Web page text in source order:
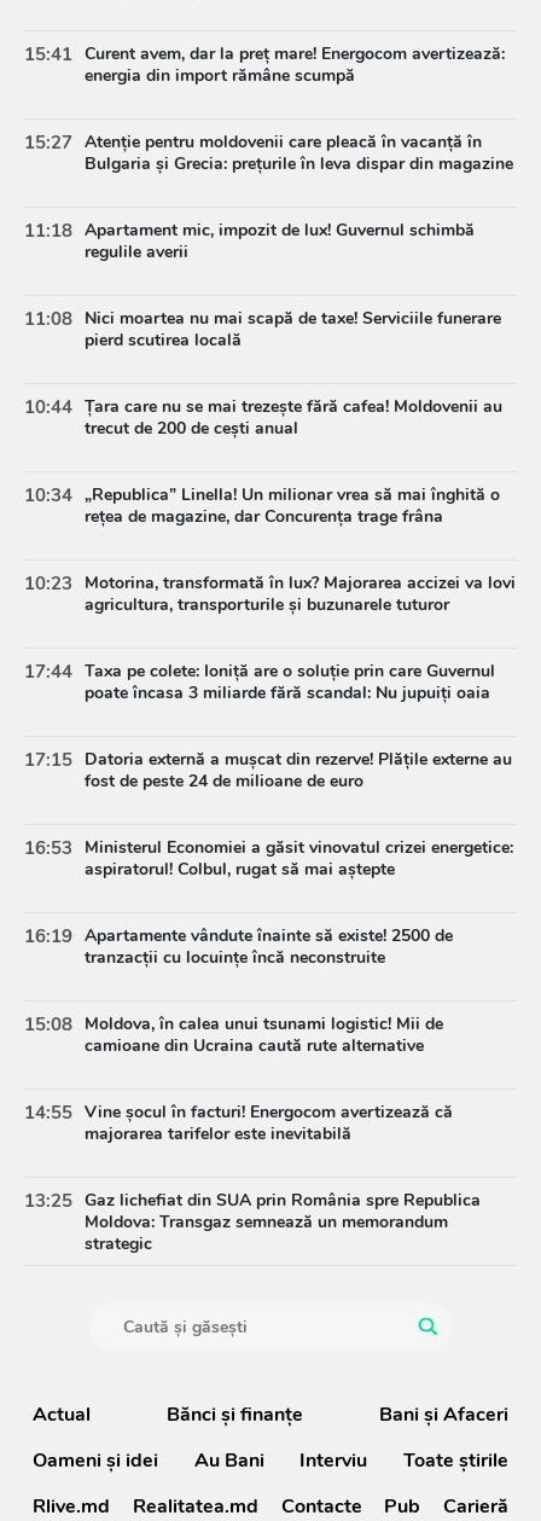
15:41 Curent avem, dar la preț mare! Energocom avertizează:
energia din import rămâne scumpă
15:27 Atenție pentru moldovenii care pleacă în vacanță în
Bulgaria și Grecia: prețurile în leva dispar din magazine
11:18 Apartament mic, impozit de lux! Guvernul schimbă
regulile averii
11:08 Nici moartea nu mai scapă de taxe! Serviciile funerare
pierd scutirea locală
10:44 Țara care nu se mai trezește fără cafea! Moldovenii au
trecut de 200 de cești anual
10:34 „Republica” Linella! Un milionar vrea să mai înghită o
rețea de magazine, dar Concurența trage frâna
10:23
Motorina, transformată în lux? Majorarea accizei va lovi
agricultura, transporturile și buzunarele tuturor
17:44 Taxa pe colete: Ioniță are o soluție prin care Guvernul
poate încasa 3 miliarde fără scandal: Nu jupuiți oaia
17:15 Datoria externă a mușcat din rezerve! Plățile externe au
fost de peste 24 de milioane de euro
16:53
Ministerul Economiei a găsit vinovatul crizei energetice:
aspiratorul! Colbul, rugat să mai aștepte
16:19 Apartamente vândute înainte să existe! 2500 de
tranzacții cu locuințe încă neconstruite
15:08 Moldova, în calea unui tsunami logistic! Mii de
camioane din Ucraina caută rute alternative
14:55 Vine șocul în facturi! Energocom avertizează că
majorarea tarifelor este inevitabilă
13:25 Gaz lichefiat din SUA prin România spre Republica
Moldova: Transgaz semnează un memorandum
strategic
Actual Bănci şi finanţe
Bani și Afaceri
Oameni şi idei
Au Bani Interviu
Toate știrile
Rlive.md
Realitatea.md Contacte Pub Carieră